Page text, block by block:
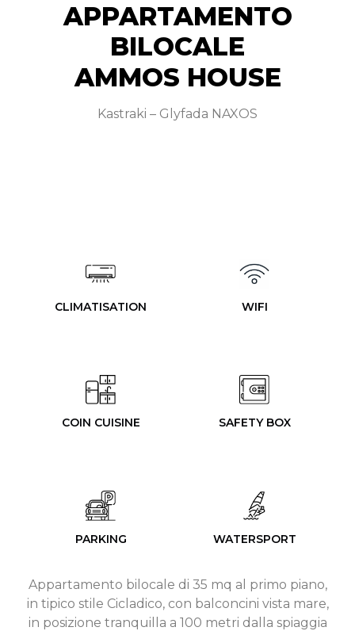
APPARTAMENTO
BILOCALE​
AMMOS HOUSE​
Kastraki – Glyfada NAXOS​
CLIMATISATION WIFI
COIN CUISINE SAFETY BOX
PARKING WATERSPORT
Appartamento bilocale di 35 mq al primo piano,
in tipico stile Cicladico, con balconcini vista mare,
in posizione tranquilla a 100 metri dalla spiaggia